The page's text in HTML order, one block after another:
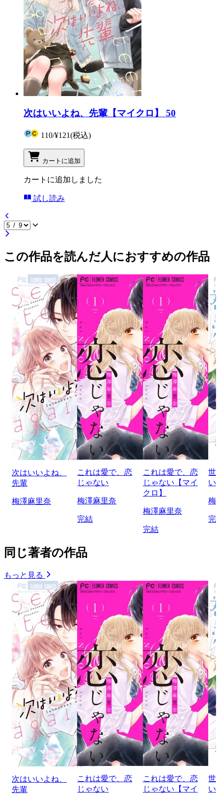
次はいいよね、先輩【マイクロ】 50
110/¥121(税込)
カートに追加
カートに追加しました
試し読み
この作品を読んだ人におすすめの作品
次はいいよね、
先輩
梅澤麻里奈
これは愛で、恋
じゃない
梅澤麻里奈
完結
これは愛で、恋
じゃない【マイ
クロ】
梅澤麻里奈
完結
世
い
梅
完
同じ著者の作品
もっと見る
次はいいよね、
先輩
これは愛で、恋
じゃない
これは愛で、恋
じゃない【マイ
世
い